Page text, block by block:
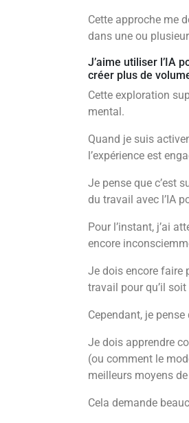
Cette approche me
dans une ou
J’aime utiliser l’IA
créer plus de
Cette exploration
mental.
Quand je suis
l’expérience est
Je pense que c’est
du travail avec l’IA
Pour l’instant, j’ai
encore
Je dois encore faire
travail pour qu’il
Cependant, je pense
Je dois apprendre
(ou comment le
meilleurs moyens
Cela demande